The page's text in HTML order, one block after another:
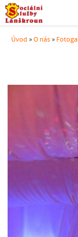
Úvod »O nás »